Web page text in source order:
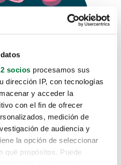
socios procesamos sus
dirección IP, con tecnologías
y acceder la
con el fin de ofrecer
medición de
de audiencia y
la opción de seleccionar
qué propósitos. Puede
sabemos como
hasta aquí.
el coche que estás
estos enlaces: